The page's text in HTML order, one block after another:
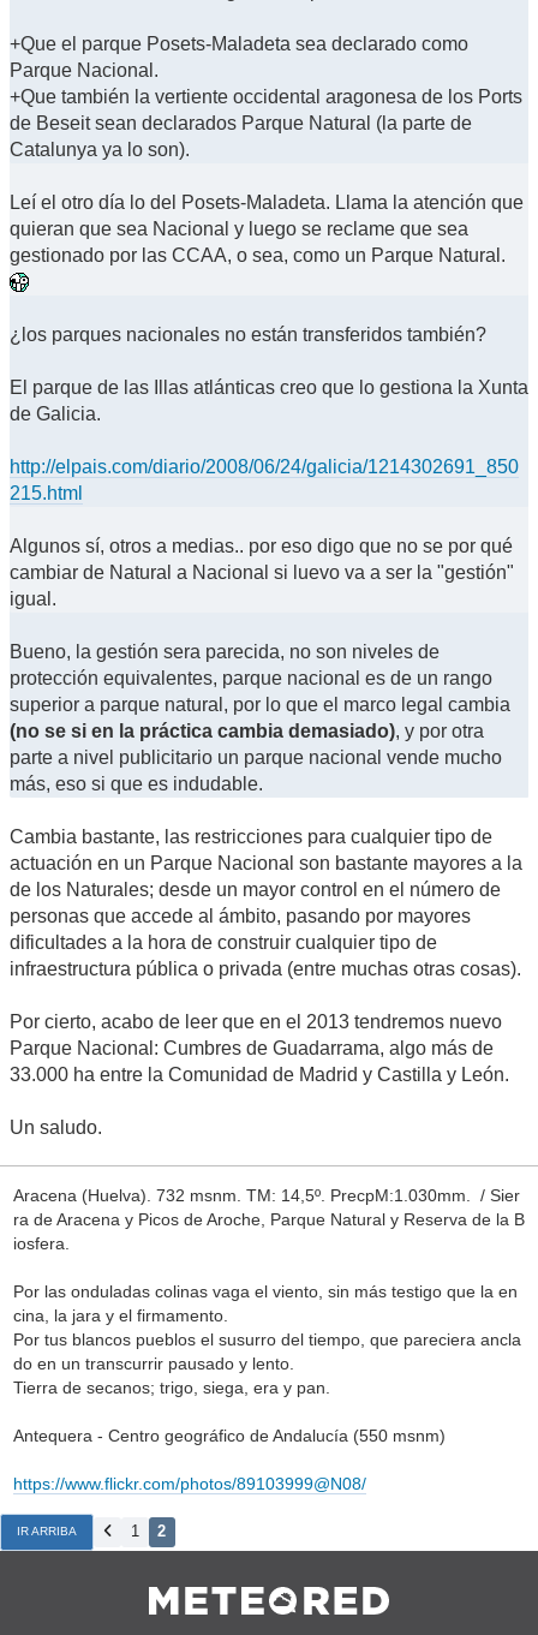
+Que el parque Posets-Maladeta sea declarado como
Parque Nacional.
+Que también la vertiente occidental aragonesa de los Ports
de Beseit sean declarados Parque Natural (la parte de
Catalunya ya lo son).
Leí el otro día lo del Posets-Maladeta. Llama la atención que
quieran que sea Nacional y luego se reclame que sea
gestionado por las CCAA, o sea, como un Parque Natural.
¿los parques nacionales no están transferidos también?
El parque de las Illas atlánticas creo que lo gestiona la Xunta
de Galicia.
http://elpais.com/diario/2008/06/24/galicia/1214302691_850
215.html
Algunos sí, otros a medias.. por eso digo que no se por qué
cambiar de Natural a Nacional si luevo va a ser la "gestión"
igual.
Bueno, la gestión sera parecida, no son niveles de
protección equivalentes, parque nacional es de un rango
superior a parque natural, por lo que el marco legal cambia
(no se si en la práctica cambia demasiado), y por otra
parte a nivel publicitario un parque nacional vende mucho
más, eso si que es indudable.
Cambia bastante, las restricciones para cualquier tipo de
actuación en un Parque Nacional son bastante mayores a la
de los Naturales; desde un mayor control en el número de
personas que accede al ámbito, pasando por mayores
dificultades a la hora de construir cualquier tipo de
infraestructura pública o privada (entre muchas otras cosas).
Por cierto, acabo de leer que en el 2013 tendremos nuevo
Parque Nacional: Cumbres de Guadarrama, algo más de
33.000 ha entre la Comunidad de Madrid y Castilla y León.
Un saludo.
Aracena (Huelva). 732 msnm. TM: 14,5º. PrecpM:1.030mm. / Sier
ra de Aracena y Picos de Aroche, Parque Natural y Reserva de la B
iosfera.
Por las onduladas colinas vaga el viento, sin más testigo que la en
cina, la jara y el firmamento.
Por tus blancos pueblos el susurro del tiempo, que pareciera ancla
do en un transcurrir pausado y lento.
Tierra de secanos; trigo, siega, era y pan.
Antequera - Centro geográfico de Andalucía (550 msnm)
https://www.flickr.com/photos/89103999@N08/
IR ARRIBA 1 2